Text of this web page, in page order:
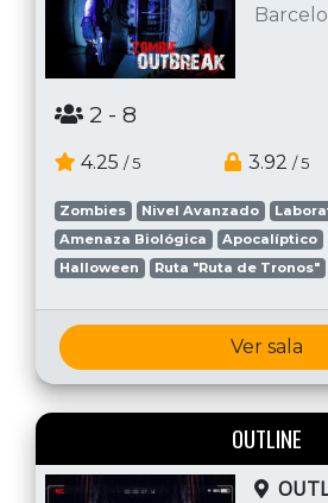
2 - 8
4.25 / 5 3.92 / 5
Zombies Nivel Avanzado
Amenaza Biológica
Apocalíptico
Halloween
Ruta "Ruta de Tronos"
Ver sala
OUTLINE